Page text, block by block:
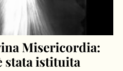
Misericordia:
stata istituita